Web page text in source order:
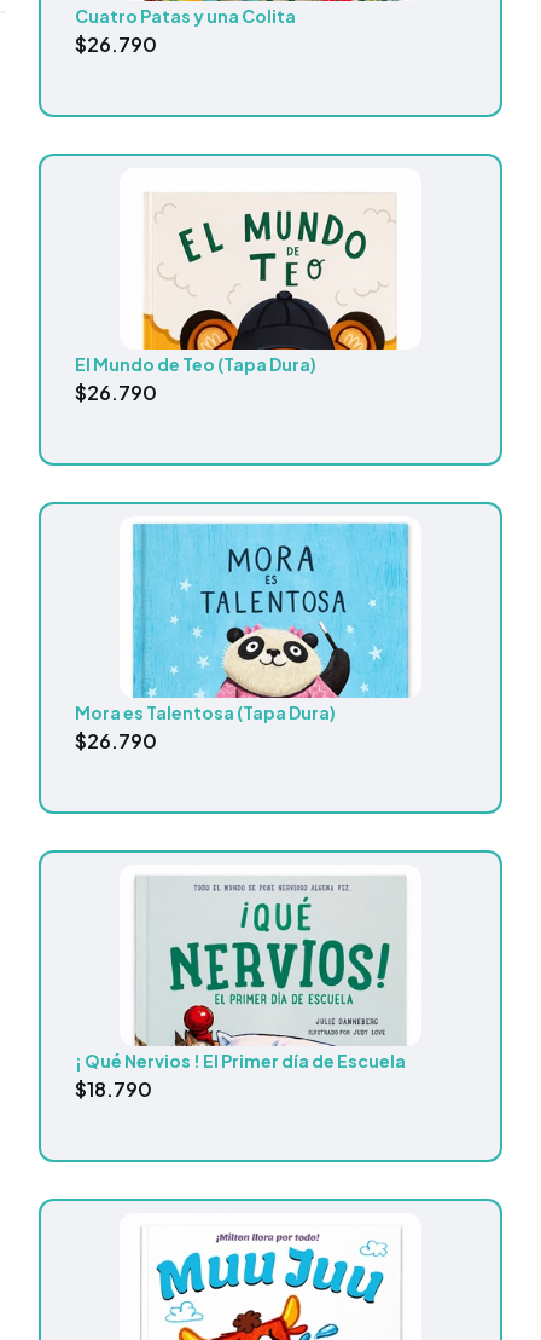
Cuatro Patas y una Colita
$26.790
El Mundo de Teo (Tapa Dura)
$26.790
Mora es Talentosa (Tapa Dura)
$26.790
¡ Qué Nervios ! El Primer día de Escuela
$18.790